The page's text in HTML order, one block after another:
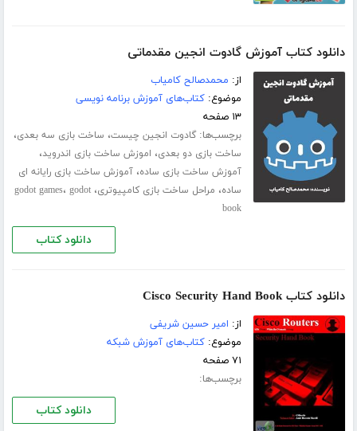
دانلود کتاب آموزش گادوت انجین مقدماتی
از: محمدصالح کامیاب
موضوع:کتاب‌های آموزش برنامه نویسی
۱۳ صفحه
برچسب‌ها:گادوت انجین چیست، ساخت بازی سه بعدی،
ساخت بازی دو بعدی، اموزش ساخت بازی اندروید،
آموزش ساخت بازی ساده،آموزش ساخت بازی رایانه ای
ساده، مراحل ساخت بازی کامپیوتری، godot games، godot
book
دانلود کتاب
دانلود کتاب Cisco Security Hand Book
از: امیر حسین شریفی
موضوع:کتاب‌های آموزش شبکه
۷۱ صفحه
برچسب‌ها:
دانلود کتاب